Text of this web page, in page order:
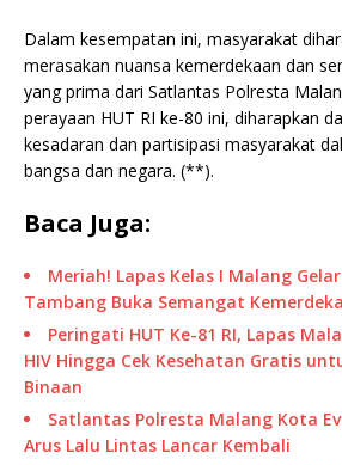
Dalam kesempatan ini, masyarakat
merasakan nuansa kemerdekaan dan
yang prima dari Satlantas Polresta
perayaan HUT RI ke-80 ini, diharapkan
kesadaran dan partisipasi masyarakat
bangsa dan negara. (**).
Baca Juga:
Meriah! Lapas Kelas I Malang
Tambang Buka Semangat
Peringati HUT Ke-81 RI, Lapas
HIV Hingga Cek Kesehatan Gratis
Binaan
Satlantas Polresta Malang Kota
Arus Lalu Lintas Lancar Kembali